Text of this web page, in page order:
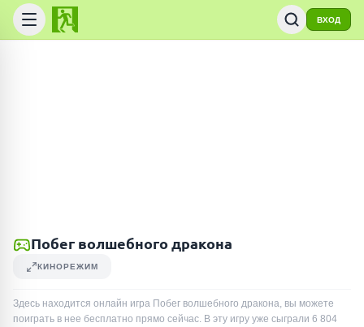
ВХОД
Побег волшебного дракона
КИНОРЕЖИМ
Здесь находится онлайн игра Побег волшебного дракона, вы можете
поиграть в нее бесплатно прямо сейчас. В эту игру уже сыграли 6 804